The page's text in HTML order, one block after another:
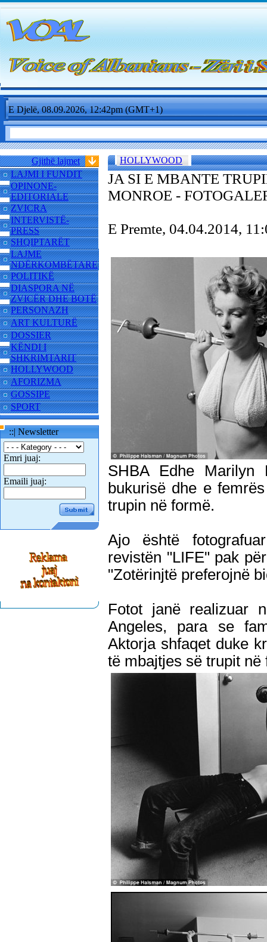
E Djelë, 08.09.2026, 12:42pm (GMT+1)
Gjithë lajmet
LAJMI I FUNDIT
OPINONE-
EDITORIALE
ZVICRA
INTERVISTË-
PRESS
SHQIPTARËT
LAJME
NDËRKOMBËTARE
POLITIKË
DIASPORA NË
ZVICËR DHE BOTË
PERSONAZH
ART KULTURË
DOSSIER
KËNDI I
SHKRIMTARIT
HOLLYWOOD
AFORIZMA
GOSSIPE
SPORT
::| Newsletter
Emri juaj:
Emaili juaj:
HOLLYWOOD
JA SI E MBANTE
MONROE -
E Premte, 04.04.2014,
SHBA Edhe
bukurisë dhe e
trupin në formë.
Ajo është
revistën "LIFE" pak
"Zotërinjtë preferojnë
Fotot janë realizuar
Angeles, para se
Aktorja shfaqet duke
të mbajtjes së trupit në